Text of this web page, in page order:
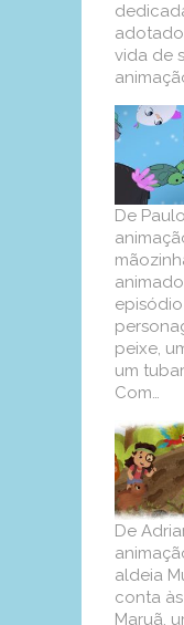
vida de
De
peixe,
um
Com…
De
aldeia
conta
Maruã,